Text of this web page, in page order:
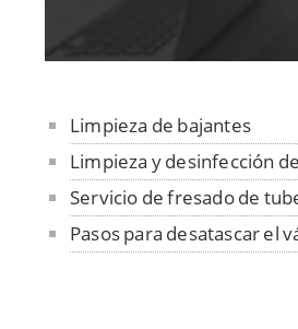
Limpieza de bajantes
Limpieza y desinfección
Servicio de fresado de
Pasos para desatascar el